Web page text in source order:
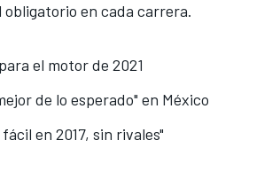
en cada carrera.
el motor de 2021
de lo esperado" en México
en 2017, sin rivales"